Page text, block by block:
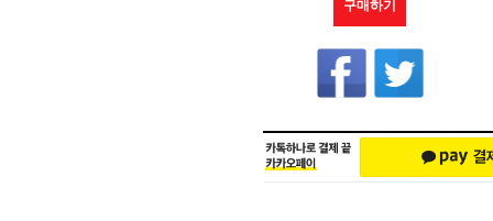
구매하기